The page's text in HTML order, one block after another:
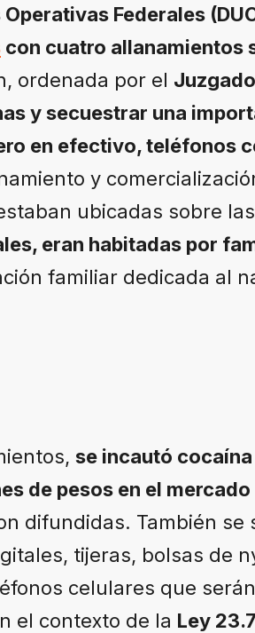
Federales
con cuatro allanamientos
ordenada por el
y secuestrar una
en efectivo, teléfonos
y
ubicadas sobre las
eran habitadas por
familiar dedicada al
se incautó
de pesos en el
difundidas. También se
tijeras, bolsas de
celulares que
el contexto de la Ley